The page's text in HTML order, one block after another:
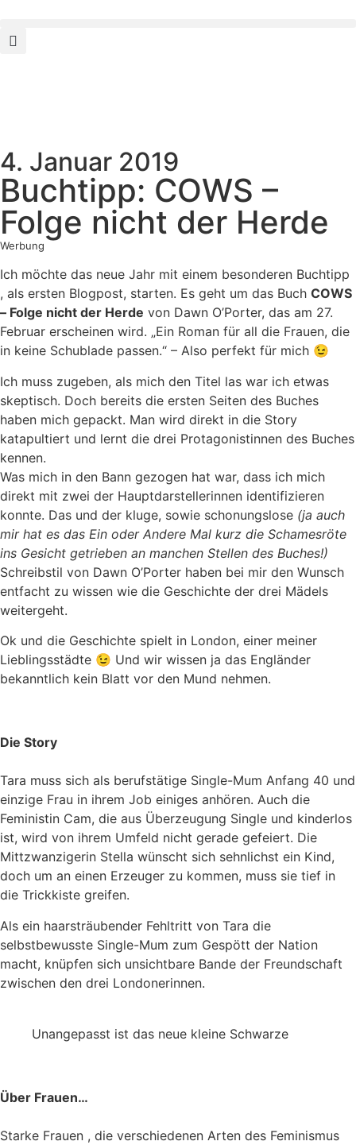
4. Januar 2019
Buchtipp: COWS –
Folge nicht der Herde
Werbung
Ich möchte das neue Jahr mit einem besonderen Buchtipp
, als ersten Blogpost, starten. Es geht um das Buch COWS
– Folge nicht der Herde von Dawn O’Porter, das am 27.
Februar erscheinen wird. „Ein Roman für all die Frauen, die
in keine Schublade passen.“ – Also perfekt für mich 😉
Ich muss zugeben, als mich den Titel las war ich etwas
skeptisch. Doch bereits die ersten Seiten des Buches
haben mich gepackt. Man wird direkt in die Story
katapultiert und lernt die drei Protagonistinnen des Buches
kennen.
Was mich in den Bann gezogen hat war, dass ich mich
direkt mit zwei der Hauptdarstellerinnen identifizieren
konnte. Das und der kluge, sowie schonungslose (ja auch
mir hat es das Ein oder Andere Mal kurz die Schamesröte
ins Gesicht getrieben an manchen Stellen des Buches!)
Schreibstil von Dawn O’Porter haben bei mir den Wunsch
entfacht zu wissen wie die Geschichte der drei Mädels
weitergeht.
Ok und die Geschichte spielt in London, einer meiner
Lieblingsstädte 😉 Und wir wissen ja das Engländer
bekanntlich kein Blatt vor den Mund nehmen.
Die Story
Tara muss sich als berufstätige Single-Mum Anfang 40 und
einzige Frau in ihrem Job einiges anhören. Auch die
Feministin Cam, die aus Überzeugung Single und kinderlos
ist, wird von ihrem Umfeld nicht gerade gefeiert. Die
Mittzwanzigerin Stella wünscht sich sehnlichst ein Kind,
doch um an einen Erzeuger zu kommen, muss sie tief in
die Trickkiste greifen.
Als ein haarsträubender Fehltritt von Tara die
selbstbewusste Single-Mum zum Gespött der Nation
macht, knüpfen sich unsichtbare Bande der Freundschaft
zwischen den drei Londonerinnen.
Unangepasst ist das neue kleine Schwarze
Über Frauen…
Starke Frauen , die verschiedenen Arten des Feminismus